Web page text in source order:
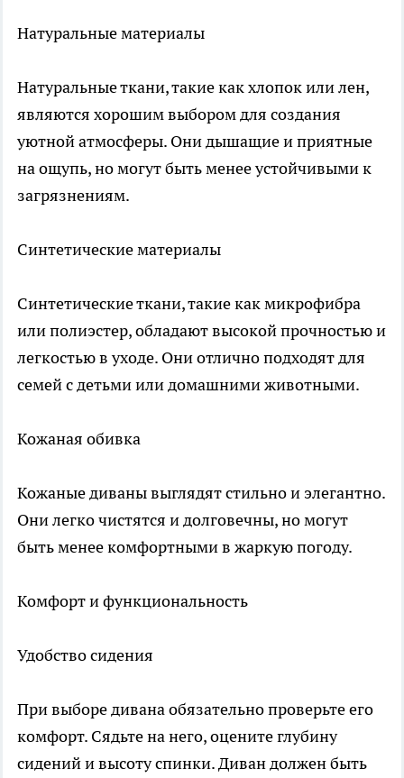
Натуральные материалы
Натуральные ткани, такие как хлопок или лен,
являются хорошим выбором для создания
уютной атмосферы. Они дышащие и приятные
на ощупь, но могут быть менее устойчивыми к
загрязнениям.
Синтетические материалы
Синтетические ткани, такие как микрофибра
или полиэстер, обладают высокой прочностью и
легкостью в уходе. Они отлично подходят для
семей с детьми или домашними животными.
Кожаная обивка
Кожаные диваны выглядят стильно и элегантно.
Они легко чистятся и долговечны, но могут
быть менее комфортными в жаркую погоду.
Комфорт и функциональность
Удобство сидения
При выборе дивана обязательно проверьте его
комфорт. Сядьте на него, оцените глубину
сидений и высоту спинки. Диван должен быть